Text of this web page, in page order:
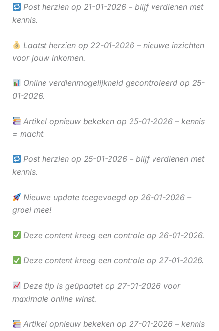
Post herzien op 21-01-2026 – blijf verdienen met
kennis.
Laatst herzien op 22-01-2026 – nieuwe inzichten
voor jouw inkomen.
Online verdienmogelijkheid gecontroleerd op 25-
01-2026.
Artikel opnieuw bekeken op 25-01-2026 – kennis
= macht.
Post herzien op 25-01-2026 – blijf verdienen met
kennis.
Nieuwe update toegevoegd op 26-01-2026 –
groei mee!
Deze content kreeg een controle op 26-01-2026.
Deze content kreeg een controle op 27-01-2026.
Deze tip is geüpdatet op 27-01-2026 voor
maximale online winst.
Artikel opnieuw bekeken op 27-01-2026 – kennis